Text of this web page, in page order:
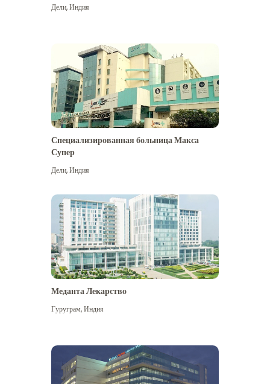
Дели,Индия
Специализированная больница Макса
Супер
Дели,Индия
Меданта Лекарство
Гуруграм,Индия